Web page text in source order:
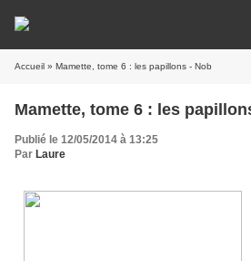
Accueil » Mamette, tome 6 : les papillons - Nob
Mamette, tome 6 : les
Publié le 12/05/2014 à 13:25
Par Laure